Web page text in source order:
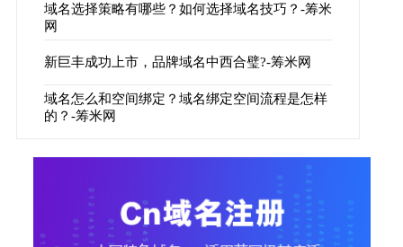
域名选择策略有哪些？如何选择域名技巧？-筹米
网
新巨丰成功上市，品牌域名中西合璧?-筹米网
域名怎么和空间绑定？域名绑定空间流程是怎样
的？-筹米网